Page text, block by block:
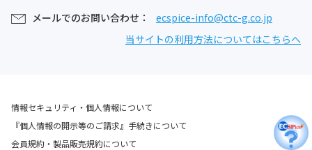
メールでのお問い合わせ：
ecspice-info@ctc-g.co.jp
当サイトの利用方法についてはこちらへ
情報セキュリティ・個人情報について
『個人情報の開示等のご請求』手続きについて
会員規約・製品販売規約について